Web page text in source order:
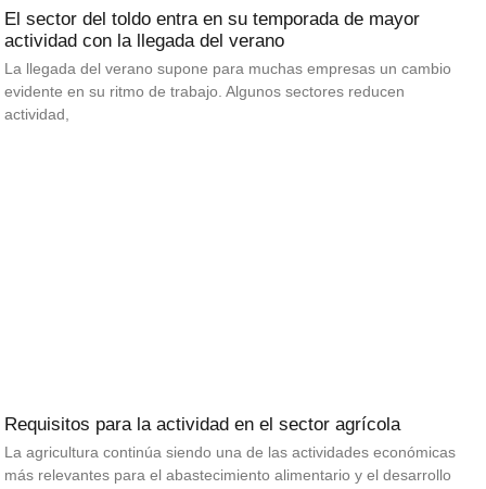
El sector del toldo entra en su temporada de mayor
actividad con la llegada del verano
La llegada del verano supone para muchas empresas un cambio
evidente en su ritmo de trabajo. Algunos sectores reducen
actividad,
Requisitos para la actividad en el sector agrícola
La agricultura continúa siendo una de las actividades económicas
más relevantes para el abastecimiento alimentario y el desarrollo